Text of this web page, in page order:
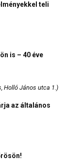
teli
is – 40 éve
Holló János utca 1.)
az általános